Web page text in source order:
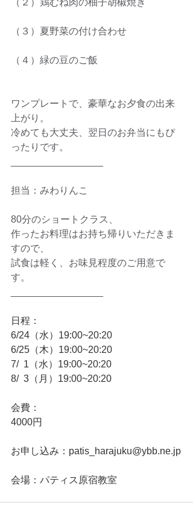
（２）鶏むね肉の柚子胡椒焼き
（３）夏野菜の付け合わせ
（４）緑の豆のご飯
ワンプレートで、豪華なお夕食の出来
上がり。
冷めても大丈夫、翌日のお弁当にもぴ
ったりです。
担当：みわりんこ
80分のショートクラス、
作ったお料理はお持ち帰りいただきま
すので、
試食は軽く、お味見程度のご用意で
す。
日程：
6/24（水）19:00~20:20
6/25（木） 19:00~20:20
7/  1（水）19:00~20:20
8/  3（月） 19:00~20:20
会費：
4000円
お申し込み：patis_harajuku@ybb.ne.jp
会場：パティス原宿教室